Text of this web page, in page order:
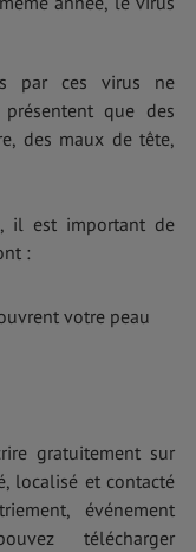
par ces virus ne
que des
des maux de tête,
il est important de
:
votre peau
gratuitement sur
localisé et contacté
événement
télécharger